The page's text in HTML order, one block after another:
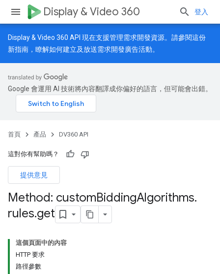
Display & Video 360 登入
Display & Video 360 API 現在支援管理需求開發資源。請參閱這份
新指南 ，瞭解如何建立及放送需求開發廣告活動。
Google 會運用 AI 技術將內容翻譯成你偏好的語言，但可能會出錯。
首頁 產品 DV360 API
這對你有幫助嗎？
提供意見
Method: customBiddingAlgorithms.
rules.get
這個頁面中的內容
HTTP 要求
路徑參數